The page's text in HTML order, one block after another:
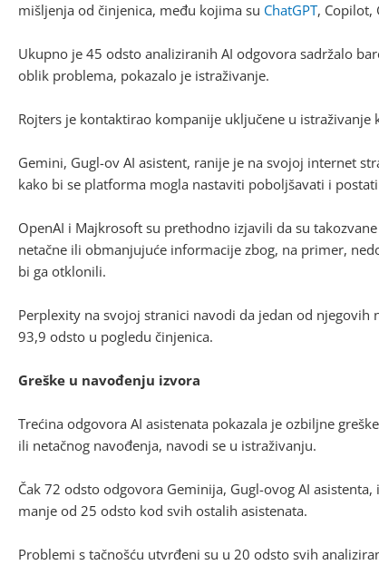
mišljenja od činjenica, među kojima su ChatGPT, Copilot,
Ukupno je 45 odsto analiziranih AI odgovora sadržalo
oblik problema, pokazalo je istraživanje.
Rojters je kontaktirao kompanije uključene u
Gemini, Gugl-ov AI asistent, ranije je na svojoj internet
kako bi se platforma mogla nastaviti poboljšavati i
OpenAI i Majkrosoft su prethodno izjavili da su
netačne ili obmanjujuće informacije zbog, na primer,
bi ga otklonili.
Perplexity na svojoj stranici navodi da jedan od njegovih
93,9 odsto u pogledu činjenica.
Greške u navođenju izvora
Trećina odgovora AI asistenata pokazala je ozbiljne
ili netačnog navođenja, navodi se u istraživanju.
Čak 72 odsto odgovora Geminija, Gugl-ovog AI
manje od 25 odsto kod svih ostalih asistenata.
Problemi s tačnošću utvrđeni su u 20 odsto svih